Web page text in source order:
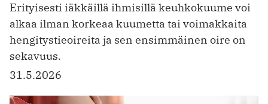
Erityisesti iäkkäillä ihmisillä keuhkokuume voi
alkaa ilman korkeaa kuumetta tai voimakkaita
hengitystieoireita ja sen ensimmäinen oire on
sekavuus.
31.5.2026